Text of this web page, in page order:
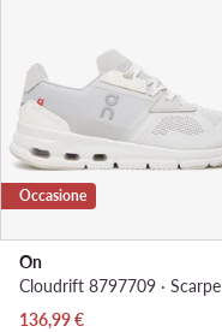
Occasione
On
Prezzo attuale
136,99€